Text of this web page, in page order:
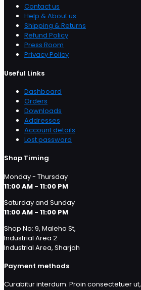
Contact us
Help & About us
Shipping & Returns
Refund Policy
Press Room
Privacy Policy
Useful Links
Dashboard
Orders
Downloads
Addresses
Account details
Lost password
Shop Timing
Monday - Thursday
11:00 AM - 11:00 PM
Saturday and Sunday
11:00 AM - 11:00 PM
Shop No: 9, Maleha St,
Industrial Area 2
Industrial Area, Sharjah
Payment methods
Curabitur interdum. Proin consectetuer ut,